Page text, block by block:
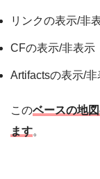
リンクの表示/非
CFの表示/非表示
Artifactsの表示/非
このベースの地
ます。